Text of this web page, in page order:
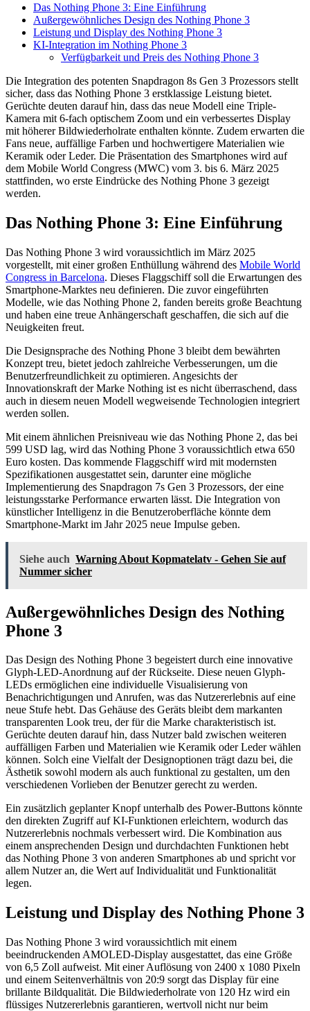
Das Nothing Phone 3: Eine Einführung
Außergewöhnliches Design des Nothing Phone 3
Leistung und Display des Nothing Phone 3
KI-Integration im Nothing Phone 3
Verfügbarkeit und Preis des Nothing Phone 3
Die Integration des potenten Snapdragon 8s Gen 3 Prozessors stellt
sicher, dass das Nothing Phone 3 erstklassige Leistung bietet.
Gerüchte deuten darauf hin, dass das neue Modell eine Triple-
Kamera mit 6-fach optischem Zoom und ein verbessertes Display
mit höherer Bildwiederholrate enthalten könnte. Zudem erwarten die
Fans neue, auffällige Farben und hochwertigere Materialien wie
Keramik oder Leder. Die Präsentation des Smartphones wird auf
dem Mobile World Congress (MWC) vom 3. bis 6. März 2025
stattfinden, wo erste Eindrücke des Nothing Phone 3 gezeigt
werden.
Das Nothing Phone 3: Eine Einführung
Das Nothing Phone 3 wird voraussichtlich im März 2025
vorgestellt, mit einer großen Enthüllung während des Mobile World
Congress in Barcelona. Dieses Flaggschiff soll die Erwartungen des
Smartphone-Marktes neu definieren. Die zuvor eingeführten
Modelle, wie das Nothing Phone 2, fanden bereits große Beachtung
und haben eine treue Anhängerschaft geschaffen, die sich auf die
Neuigkeiten freut.
Die Designsprache des Nothing Phone 3 bleibt dem bewährten
Konzept treu, bietet jedoch zahlreiche Verbesserungen, um die
Benutzerfreundlichkeit zu optimieren. Angesichts der
Innovationskraft der Marke Nothing ist es nicht überraschend, dass
auch in diesem neuen Modell wegweisende Technologien integriert
werden sollen.
Mit einem ähnlichen Preisniveau wie das Nothing Phone 2, das bei
599 USD lag, wird das Nothing Phone 3 voraussichtlich etwa 650
Euro kosten. Das kommende Flaggschiff wird mit modernsten
Spezifikationen ausgestattet sein, darunter eine mögliche
Implementierung des Snapdragon 7s Gen 3 Prozessors, der eine
leistungsstarke Performance erwarten lässt. Die Integration von
künstlicher Intelligenz in die Benutzeroberfläche könnte dem
Smartphone-Markt im Jahr 2025 neue Impulse geben.
Siehe auch Warning About Kopmatelatv - Gehen Sie auf
Nummer sicher
Außergewöhnliches Design des Nothing
Phone 3
Das Design des Nothing Phone 3 begeistert durch eine innovative
Glyph-LED-Anordnung auf der Rückseite. Diese neuen Glyph-
LEDs ermöglichen eine individuelle Visualisierung von
Benachrichtigungen und Anrufen, was das Nutzererlebnis auf eine
neue Stufe hebt. Das Gehäuse des Geräts bleibt dem markanten
transparenten Look treu, der für die Marke charakteristisch ist.
Gerüchte deuten darauf hin, dass Nutzer bald zwischen weiteren
auffälligen Farben und Materialien wie Keramik oder Leder wählen
können. Solch eine Vielfalt der Designoptionen trägt dazu bei, die
Ästhetik sowohl modern als auch funktional zu gestalten, um den
verschiedenen Vorlieben der Benutzer gerecht zu werden.
Ein zusätzlich geplanter Knopf unterhalb des Power-Buttons könnte
den direkten Zugriff auf KI-Funktionen erleichtern, wodurch das
Nutzererlebnis nochmals verbessert wird. Die Kombination aus
einem ansprechenden Design und durchdachten Funktionen hebt
das Nothing Phone 3 von anderen Smartphones ab und spricht vor
allem Nutzer an, die Wert auf Individualität und Funktionalität
legen.
Leistung und Display des Nothing Phone 3
Das Nothing Phone 3 wird voraussichtlich mit einem
beeindruckenden AMOLED-Display ausgestattet, das eine Größe
von 6,5 Zoll aufweist. Mit einer Auflösung von 2400 x 1080 Pixeln
und einem Seitenverhältnis von 20:9 sorgt das Display für eine
brillante Bildqualität. Die Bildwiederholrate von 120 Hz wird ein
flüssiges Nutzererlebnis garantieren, wertvoll nicht nur beim